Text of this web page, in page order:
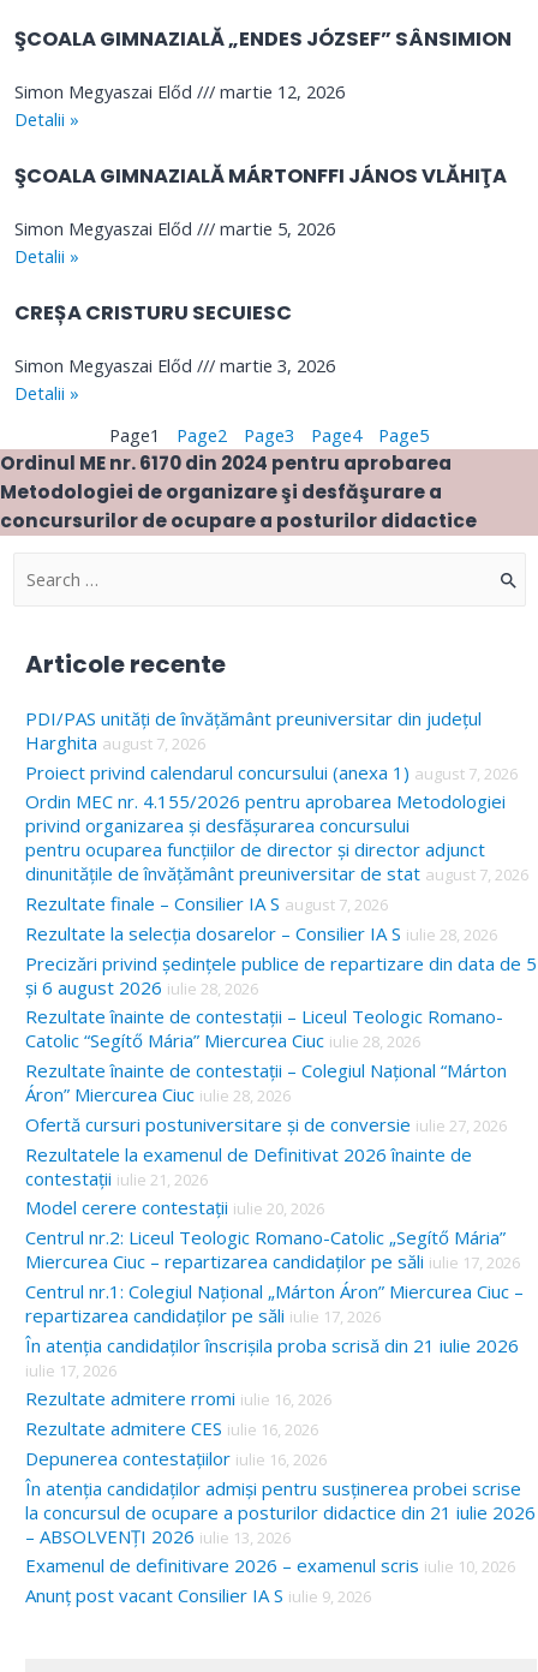
ŞCOALA GIMNAZIALĂ „ENDES JÓZSEF” SÂNSIMION
Simon Megyaszai Előd
martie 12, 2026
Detalii »
ŞCOALA GIMNAZIALĂ MÁRTONFFI JÁNOS VLĂHIŢA
Simon Megyaszai Előd
martie 5, 2026
Detalii »
CREȘA CRISTURU SECUIESC
Simon Megyaszai Előd
martie 3, 2026
Detalii »
Page1 Page2 Page3 Page4 Page5
Ordinul ME nr. 6170 din 2024 pentru aprobarea
Metodologiei de organizare şi desfăşurare a
concursurilor de ocupare a posturilor didactice
S
c
h
f
o
r
Articole recente
PDI/PAS unități de învățământ preuniversitar din județul
Harghita august 7, 2026
Proiect privind calendarul concursului (anexa 1) august 7, 2026
Ordin MEC nr. 4.155/2026 pentru aprobarea Metodologiei
privind organizarea și desfășurarea concursului
pentru ocuparea funcțiilor de director și director adjunct
dinunitățile de învățământ preuniversitar de stat august 7, 2026
Rezultate finale – Consilier IA S august 7, 2026
Rezultate la selecția dosarelor – Consilier IA S iulie 28, 2026
Precizări privind ședințele publice de repartizare din data de 5
și 6 august 2026 iulie 28, 2026
Rezultate înainte de contestații – Liceul Teologic Romano-
Catolic “Segítő Mária” Miercurea Ciuc iulie 28, 2026
Rezultate înainte de contestații – Colegiul Național “Márton
Áron” Miercurea Ciuc iulie 28, 2026
Ofertă cursuri postuniversitare și de conversie iulie 27, 2026
Rezultatele la examenul de Definitivat 2026 înainte de
contestații iulie 21, 2026
Model cerere contestații iulie 20, 2026
Centrul nr.2: Liceul Teologic Romano-Catolic „Segítő Mária”
Miercurea Ciuc – repartizarea candidaților pe săli iulie 17, 2026
Centrul nr.1: Colegiul Național „Márton Áron” Miercurea Ciuc –
repartizarea candidaților pe săli iulie 17, 2026
În atenția candidaților înscrișila proba scrisă din 21 iulie 2026
iulie 17, 2026
Rezultate admitere rromi iulie 16, 2026
Rezultate admitere CES iulie 16, 2026
Depunerea contestațiilor iulie 16, 2026
În atenția candidaților admiși pentru susținerea probei scrise
la concursul de ocupare a posturilor didactice din 21 iulie 2026
– ABSOLVENȚI 2026 iulie 13, 2026
Examenul de definitivare 2026 – examenul scris iulie 10, 2026
Anunț post vacant Consilier IA S iulie 9, 2026